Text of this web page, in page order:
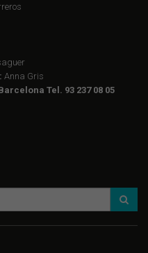
Anna Gris
Tel. 93 237 08 05